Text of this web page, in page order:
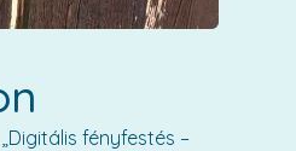
fényfestés –